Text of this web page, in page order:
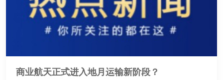
商业航天正式进入地月运输新阶段？